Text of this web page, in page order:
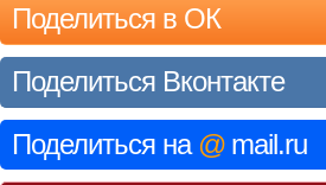
Поделиться в ОК
Поделиться Вконтакте
Поделиться на @ mail.ru